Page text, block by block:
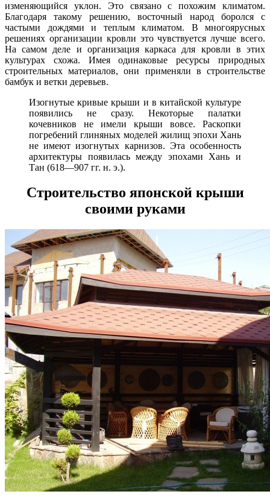
изменяющийся уклон. Это связано с похожим климатом.
Благодаря такому решению, восточный народ боролся с
частыми дождями и теплым климатом. В многоярусных
решениях организации кровли это чувствуется лучше всего.
На самом деле и организация каркаса для кровли в этих
культурах схожа. Имея одинаковые ресурсы природных
строительных материалов, они применяли в строительстве
бамбук и ветки деревьев.
Изогнутые кривые крыши и в китайской культуре
появились не сразу. Некоторые палатки
кочевников не имели крыши вовсе. Раскопки
погребений глиняных моделей жилищ эпохи Хань
не имеют изогнутых карнизов. Эта особенность
архитектуры появилась между эпохами Хань и
Тан (618—907 гг. н. э.).
Строительство японской крыши
своими руками